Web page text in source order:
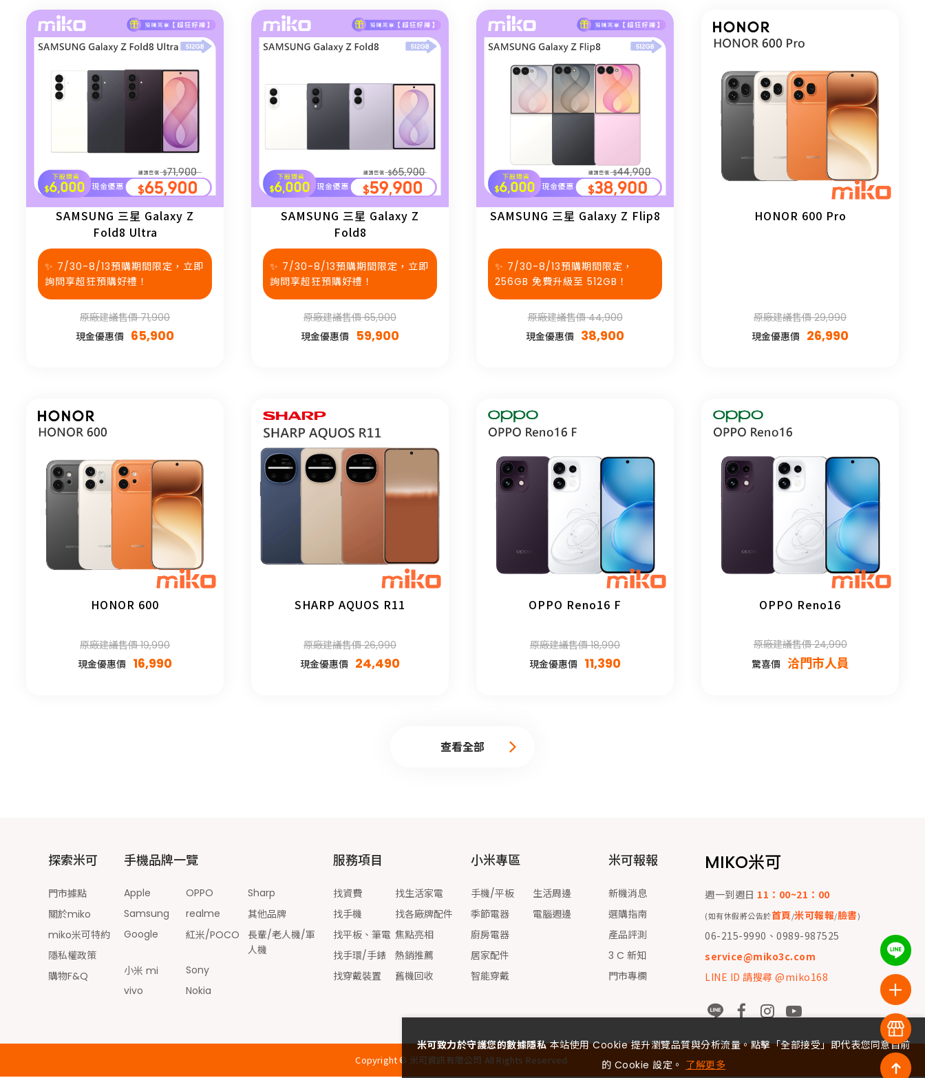
Google Pixel 11 傳聞懶人包｜上市時間、規格特色、價格、顏色預測
新 iPad mini 8 傳 10 月發表！規格升級有感：首搭 OLED 螢幕、A19 Pro 晶片與防水設計！
iOS 27 新功能懶人包｜Apple Intelligece、新 Siri AI 深度整合 iPhone 應用，支援哪些機型、更新時間一次了解！
蘋果首款摺疊機 iPhone Ultra 什麼時候出？2026 上市時間、價格、尺寸規格懶人包
【實測拍照比較】vivo X300 Ultra 與 OPPO Find X9 Ultra - 日景、夜景、人像三大日常場景誰更厲害？！
SAMSUNG 三星 Galaxy Z
Fold8 Ultra
✨ 7/30-8/13預購期間限定，立即
詢問享超狂預購好禮！
原廠建議售價 71,900
現金優惠價 65,900
SAMSUNG 三星 Galaxy Z
Fold8
✨ 7/30-8/13預購期間限定，立即
詢問享超狂預購好禮！
原廠建議售價 65,900
現金優惠價
59,900
SAMSUNG 三星 Galaxy Z Flip8
✨ 7/30-8/13預購期間限定，
256GB 免費升級至 512GB！
原廠建議售價 44,900
現金優惠價 38,900
HONOR 600 Pro
原廠建議售價 29,990
現金優惠價 26,990
HONOR 600
原廠建議售價 19,990
現金優惠價 16,990
SHARP AQUOS R11
原廠建議售價 26,990
現金優惠價 24,490
OPPO Reno16 F
原廠建議售價 18,990
現金優惠價 11,390
OPPO Reno16
原廠建議售價 24,990
驚喜價 洽門市人員
查看全部
探索米可
門市據點
關於miko
miko米可特約
隱私權政策
購物F&Q
手機品牌一覽
Apple
Samsung
Google
小米 mi
vivo
OPPO
realme
紅米/POCO
Sony
Nokia
Sharp
其他品牌
長輩/老人機/軍
人機
服務項目
找資費
找手機
找平板、筆電
找手環/手錶
找穿戴裝置
找生活家電
找各廠牌配件
焦點亮相
熱銷推薦
舊機回收
小米專區
手機/平板
季節電器
廚房電器
居家配件
智能穿戴
生活周邊
電腦週邊
米可報報
新機消息
選購指南
產品評測
3 C 新知
門市專欄
MIKO米可
週一到週日 11：00~21：00
(如有休假將公告於首頁/米可報報/臉書)
06-215-9990、0989-987525
service@miko3c.com
LINE ID 請搜尋 @miko168
Copyright © 米可資訊有限公司 All Rights Reserved.
米可致力於守護您的數據隱私本站使用 Cookie 提升瀏覽品質與分析流量。點擊「全部接受」即代表您同意目前
的 Cookie 設定。 了解更多